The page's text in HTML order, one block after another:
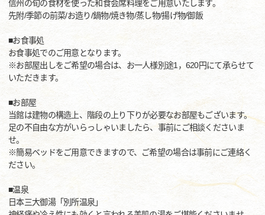
信州の旬の食材を使った和食会席料理をご用意いたします。
先附/季節の前菜/お造り/鍋物/焼き物/蒸し物/揚げ物/御飯
■お食事処
お食事処でのご用意となります。
※お部屋出しをご希望の場合は、お一人様別途1，620円にて承らせて
いただきます。
■お部屋
当館は建物の構造上、階段の上り下りが必要なお部屋もございます。
足の不自由な方がいらっしゃいましたら、事前にご相談くださいま
せ。
※簡易ベッドをご用意できますので、ご希望の場合は事前にご連絡く
ださい。
■温泉
日本三大御湯「別所温泉」